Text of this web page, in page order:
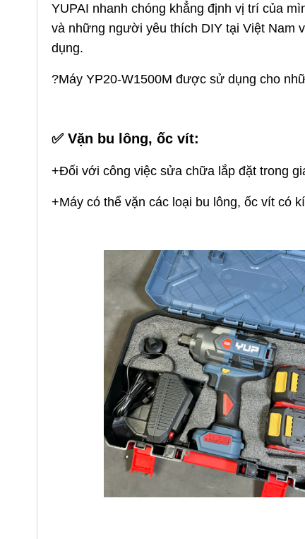
YUPAI nhanh chóng khẳng định vị trí của
và những người yêu thích DIY tại Việt Nam
dụng.
?Máy YP20-W1500M được sử dụng cho
✅ Vặn bu lông, ốc vít:
+Đối với công việc sửa chữa lắp đặt trong
+Máy có thể vặn các loại bu lông, ốc vít có